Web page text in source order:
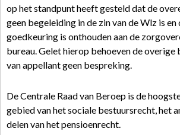
op het standpunt heeft gesteld dat de
geen begeleiding in de zin van de Wlz is
goedkeuring is onthouden aan de
bureau. Gelet hierop behoeven de overige
van appellant geen bespreking.
De Centrale Raad van Beroep is de
gebied van het sociale bestuursrecht, het
delen van het pensioenrecht.